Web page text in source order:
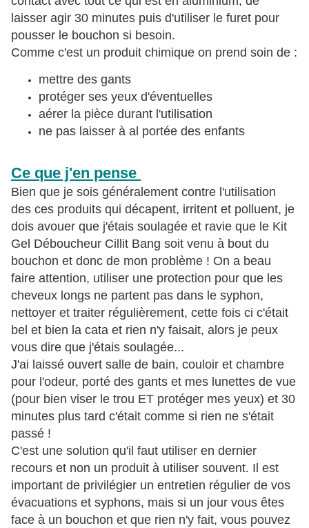
laisser agir 30 minutes puis d'utiliser le furet pour
pousser le bouchon si besoin.
Comme c'est un produit chimique on prend soin de :
mettre des gants
protéger ses yeux d'éventuelles
aérer la pièce durant l'utilisation
ne pas laisser à al portée des enfants
Ce que j'en pense
Bien que je sois généralement contre l'utilisation
des ces produits qui décapent, irritent et polluent, je
dois avouer que j'étais soulagée et ravie que le Kit
Gel Déboucheur Cillit Bang soit venu à bout du
bouchon et donc de mon problème ! On a beau
faire attention, utiliser une protection pour que les
cheveux longs ne partent pas dans le syphon,
nettoyer et traiter régulièrement, cette fois ci c'était
bel et bien la cata et rien n'y faisait, alors je peux
vous dire que j'étais soulagée...
J'ai laissé ouvert salle de bain, couloir et chambre
pour l'odeur, porté des gants et mes lunettes de vue
(pour bien viser le trou ET protéger mes yeux) et 30
minutes plus tard c'était comme si rien ne s'était
passé !
C'est une solution qu'il faut utiliser en dernier
recours et non un produit à utiliser souvent. Il est
important de privilégier un entretien régulier de vos
évacuations et syphons, mais si un jour vous êtes
face à un bouchon et que rien n'y fait, vous pouvez